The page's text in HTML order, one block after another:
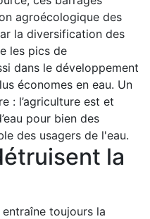
agroécologique des
la diversification des
les pics de
dans le développement
économes en eau. Un
: l’agriculture est et
pour bien des
des usagers de l'eau.
la
toujours la